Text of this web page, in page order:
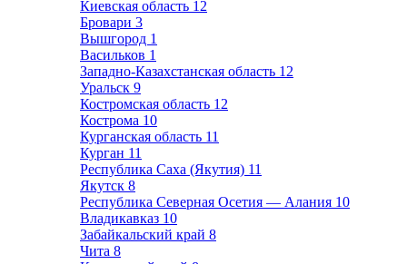
Киевская область 12
Бровари 3
Вышгород 1
Васильков 1
Западно-Казахстанская область 12
Уральск 9
Костромская область 12
Кострома 10
Курганская область 11
Курган 11
Республика Саха (Якутия) 11
Якутск 8
Республика Северная Осетия — Алания 10
Владикавказ 10
Забайкальский край 8
Чита 8